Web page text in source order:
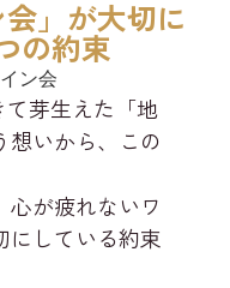
会」が大切に
の約束
て芽生えた「地
想いから、この
心が疲れないワ
にしている約束